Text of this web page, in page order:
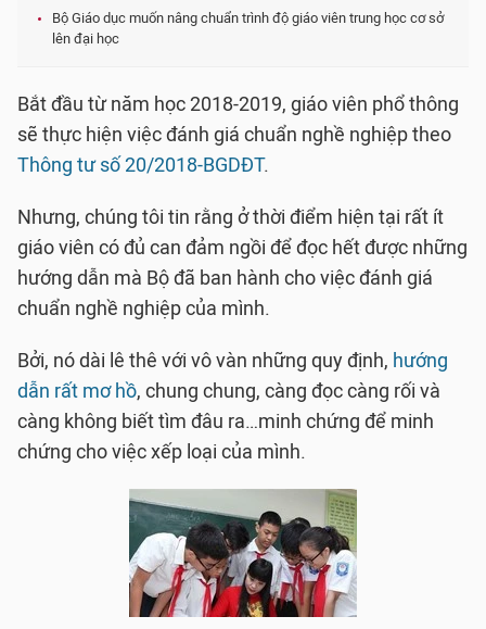
Bộ Giáo dục muốn nâng chuẩn trình độ giáo viên trung học cơ sở
lên đại học
Bắt đầu từ năm học 2018-2019, giáo viên phổ thông
sẽ thực hiện việc đánh giá chuẩn nghề nghiệp theo
Thông tư số 20/2018-BGDĐT.
Nhưng, chúng tôi tin rằng ở thời điểm hiện tại rất ít
giáo viên có đủ can đảm ngồi để đọc hết được những
hướng dẫn mà Bộ đã ban hành cho việc đánh giá
chuẩn nghề nghiệp của mình.
Bởi, nó dài lê thê với vô vàn những quy định, hướng
dẫn rất mơ hồ, chung chung, càng đọc càng rối và
càng không biết tìm đâu ra…minh chứng để minh
chứng cho việc xếp loại của mình.